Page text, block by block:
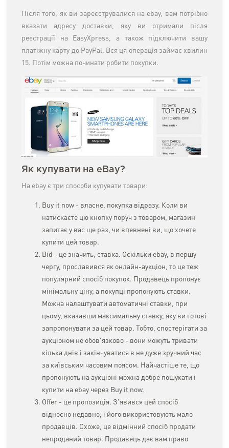
Після того, як ви зареєструвалися на ebay, вам потрібно
вказати адресу доставки, яку ви отримали після
реєстрації на EasyXpress, а також підключити вашу
платіжну карту до PayPal. Вся ця операція займає хвилин
15. Потім можна починати робити покупки.
Як купувати на eBay?
На ebay є три способи купувати товари:
Buy it now - власне, покупка відразу. Коли ви
натискаєте цю кнопку поруч з товаром, магазин
запитає у вас ще раз, чи впевнені ви, що хочете
купити цей товар.
Bid - це значить, ставка. Оскільки ebay, в першу
чергу, прославився як онлайн-аукціон, то це теж
популярний спосіб покупок. Продавець пропонує
мінімальну ціну, а покупці пропонують ставки.
Можна налаштувати автоматичні ставки, при
цьому, вказавши максимальну ставку, яку ви готові
запропонувати за цей товар. Тобто, спостерігати за
аукціоном не обов'язково - вони можуть тривати
кілька днів і закінчуватися в не дуже зручний час
за київським часовим поясом. Найчастіше те, що
пропонують на аукціоні можна добре пошукати і
купити на ebay через Buy it now.
Offer - це пропозиція. З'явився цей спосіб
відносно недавно, і його використовують мало
продавців. Схоже, це відмінний спосіб продати
непроданий товар. Продавець дає вам право